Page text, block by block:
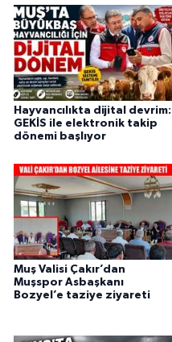
Hayvancılıkta dijital devrim:
GEKİS ile elektronik takip
dönemi başlıyor
Muş Valisi Çakır’dan
Muşspor Asbaşkanı
Bozyel’e taziye ziyareti